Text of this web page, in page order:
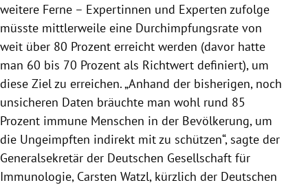
weitere Ferne – Expertinnen und Experten zufolge
müsste mittlerweile eine Durchimpfungsrate von
weit über 80 Prozent erreicht werden (davor hatte
man 60 bis 70 Prozent als Richtwert definiert), um
diese Ziel zu erreichen. „Anhand der bisherigen, noch
unsicheren Daten bräuchte man wohl rund 85
Prozent immune Menschen in der Bevölkerung, um
die Ungeimpften indirekt mit zu schützen“, sagte der
Generalsekretär der Deutschen Gesellschaft für
Immunologie, Carsten Watzl, kürzlich der Deutschen